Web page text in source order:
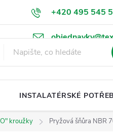
+420 495 545
ochrany osobních údajů
INSTALATÉRSKÉ
kroužky Pryžová šňůra NBR